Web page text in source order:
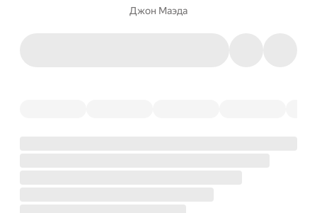
Джон Маэда